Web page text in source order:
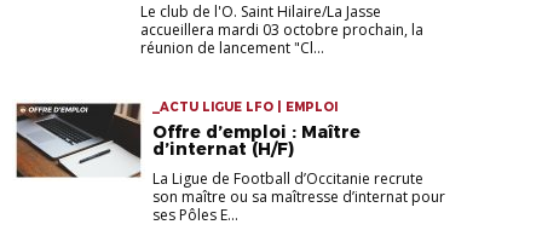
Le club de l'O. Saint Hilaire/La Jasse
accueillera mardi 03 octobre prochain, la
réunion de lancement "Cl...
_ACTU LIGUE LFO | EMPLOI
Offre d’emploi : Maître
d’internat (H/F)
La Ligue de Football d’Occitanie recrute
son maître ou sa maîtresse d’internat pour
ses Pôles E...